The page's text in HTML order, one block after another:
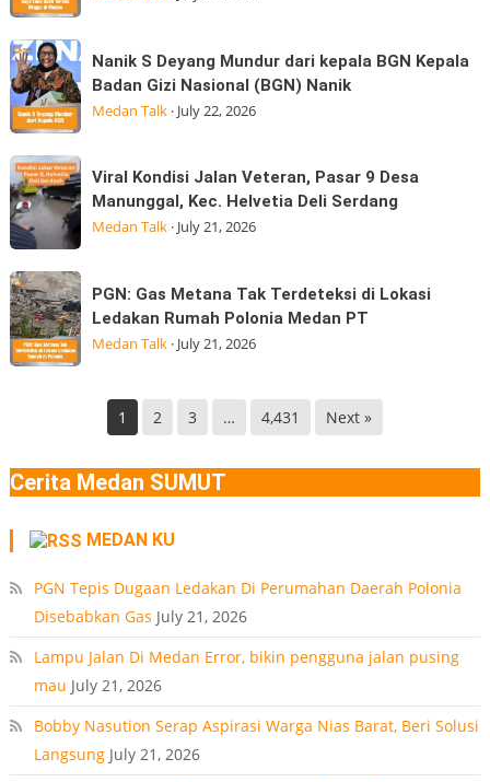
Kepemimpinan
Strategis
di
Guncang
Gayo
Lues
Aceh
Terasa
di
Medan
Gempa
Nanik
S
Deyang
Mundur
dari
kepala
BGN
Kepala
Gizi
Nasional
(BGN) Nanik
Nanik S Deyang Mundur dari kepala BGN Kepala
Badan Gizi Nasional (BGN) Nanik
Medan Talk· July 22, 2026
Viral
Kondisi
Jalan
Veteran,
Pasar
9
Desa
Manunggal,
Viral Kondisi Jalan Veteran, Pasar 9 Desa
Manunggal, Kec. Helvetia Deli Serdang
Medan Talk· July 21, 2026
PGN:
Gas
Metana
Tak
Ledakan
Rumah
Medan
PGN: Gas Metana Tak Terdeteksi di Lokasi
Ledakan Rumah Polonia Medan PT
Medan Talk· July 21, 2026
1 2 3 … 4,431 Next »
Cerita Medan SUMUT
MEDAN KU
PGN Tepis Dugaan Ledakan Di Perumahan Daerah Polonia
Disebabkan Gas July 21, 2026
Lampu Jalan Di Medan Error, bikin pengguna jalan pusing
mau July 21, 2026
Bobby Nasution Serap Aspirasi Warga Nias Barat, Beri Solusi
Langsung July 21, 2026